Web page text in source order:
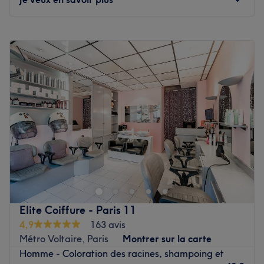
de votre séance un moment agréable.
Les spécialités de l'établissement : les techniques
capillaires ainsi que la taille des cheveux et de la barbe.
Les marques et produits utilisés : Reuzel, Men Stories,
L'Oréal Men et Osma.
Voir le salon
Mardi
09:30
18:30
Mercredi
11:00 –19:30
Jeudi
09:30–18:30
Vendredi
09:30
17:30
Samedi
09:30 –18:00
Dimanche
Fermé
Installé dans le 11ᵉ arrondissement de Paris, venez
découvrir le salon de coiffure Studio LN ! Daniel vous
reçoit avec le sourire pour vous proposer des prestations
personnalisées tout en répondant à vos besoins, afin de
sublimer et mettre en valeur votre chevelure. Vivez un
moment privilégié et révélez votre beauté chez Studio
LN.
Transports publics les plus proches :
Elite Coiffure - Paris 11
4,9
163 avis
Métro Voltaire, Paris
Montrer sur la carte
Homme - Coloration des racines, shampoing et